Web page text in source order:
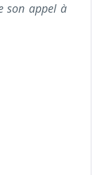
son appel à